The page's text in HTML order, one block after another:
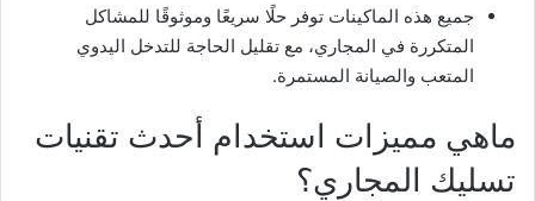
جميع هذه الماكينات توفر حلًا سريعًا وموثوقًا للمشاكل
المتكررة في المجاري، مع تقليل الحاجة للتدخل اليدوي
المتعب والصيانة المستمرة.
ماهي مميزات استخدام أحدث تقنيات
تسليك المجاري؟